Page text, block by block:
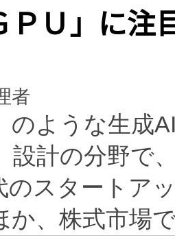
ＰＵ」に
者
のような生成
設計の分野で
のスタートア
か、株式市場